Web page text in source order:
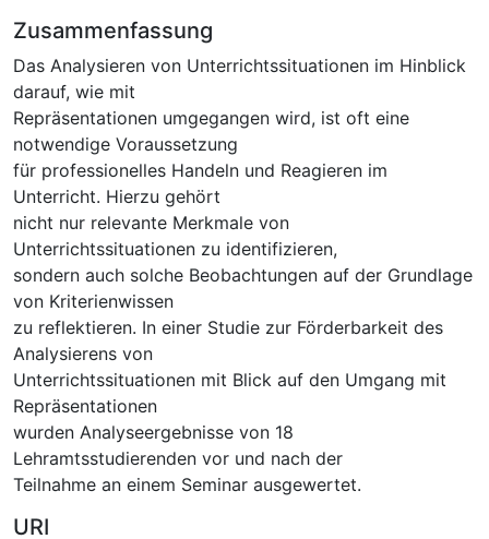
Zusammenfassung
Das Analysieren von Unterrichtssituationen im Hinblick
darauf, wie mit
Repräsentationen umgegangen wird, ist oft eine
notwendige Voraussetzung
für professionelles Handeln und Reagieren im
Unterricht. Hierzu gehört
nicht nur relevante Merkmale von
Unterrichtssituationen zu identifizieren,
sondern auch solche Beobachtungen auf der Grundlage
von Kriterienwissen
zu reflektieren. In einer Studie zur Förderbarkeit des
Analysierens von
Unterrichtssituationen mit Blick auf den Umgang mit
Repräsentationen
wurden Analyseergebnisse von 18
Lehramtsstudierenden vor und nach der
Teilnahme an einem Seminar ausgewertet.
URI